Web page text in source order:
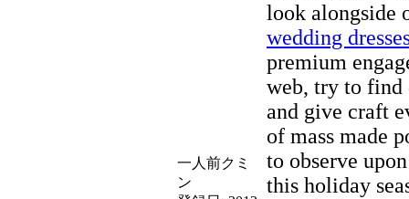
一人前クミ
ン
look alongside
wedding
premium
web, try to find
and give craft
of mass made
to observe
this holiday